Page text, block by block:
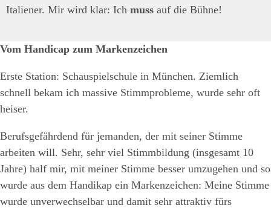
Italiener. Mir wird klar: Ich muss auf die Bühne!
Vom Handicap zum Markenzeichen
Erste Station: Schauspielschule in München. Ziemlich
schnell bekam ich massive Stimmprobleme, wurde sehr oft
heiser.
Berufsgefährdend für jemanden, der mit seiner Stimme
arbeiten will. Sehr, sehr viel Stimmbildung (insgesamt 10
Jahre) half mir, mit meiner Stimme besser umzugehen und so
wurde aus dem Handikap ein Markenzeichen: Meine Stimme
wurde unverwechselbar und damit sehr attraktiv fürs